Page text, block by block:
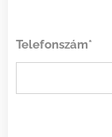
Telefonszám*